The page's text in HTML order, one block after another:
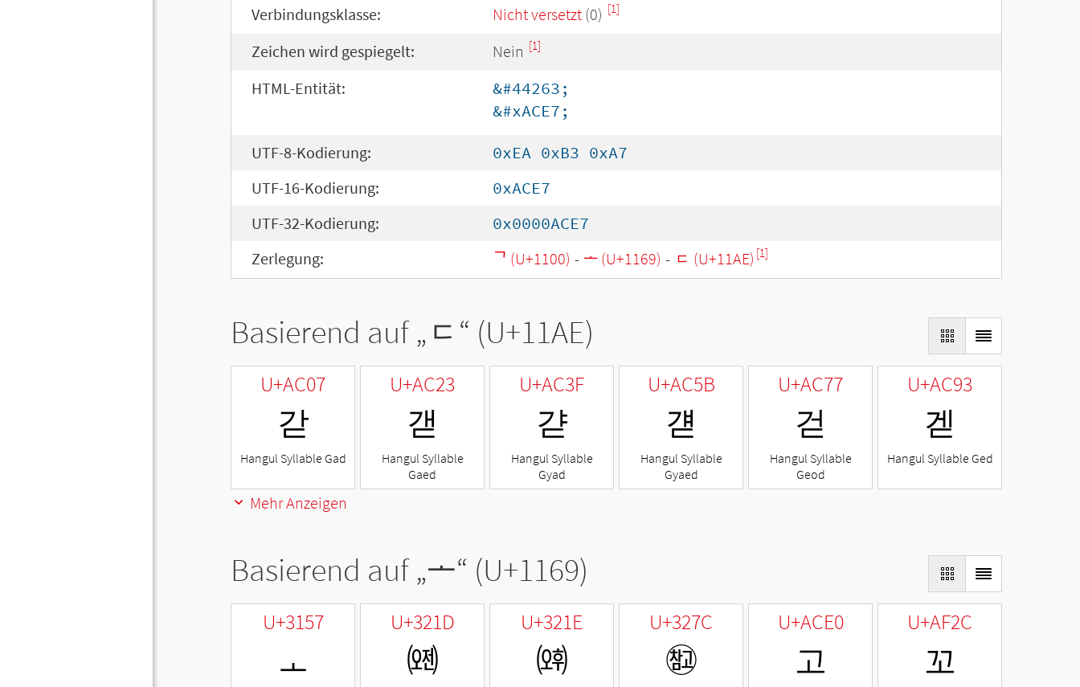
Verbindungsklasse: Nicht versetzt (0) [1]
Zeichen wird gespiegelt: Nein [1]
HTML-Entität:
&#44263;
&#xACE7;
UTF-8-Kodierung:
0xEA 0xB3 0xA7
UTF-16-Kodierung:
0xACE7
UTF-32-Kodierung:
0x0000ACE7
Zerlegung:
ᄀ (U+1100) - ᅩ (U+1169) - ᆮ (U+11AE) [1]
Basierend auf „ ᆮ “ (U+11AE)
U+AC07
갇
Hangul Syllable Gad
U+AC23
갣
Hangul Syllable
Gaed
U+AC3F
갿
Hangul Syllable
Gyad
U+AC5B
걛
Hangul Syllable
Gyaed
U+AC77
걷
Hangul Syllable
Geod
U+AC93
겓
Hangul Syllable Ged
Mehr Anzeigen
Basierend auf „ᅩ“ (U+1169)
U+3157
ㅗ
U+321D
㈝
U+321E
㈞
U+327C
㉼
U+ACE0
고
U+AF2C
꼬